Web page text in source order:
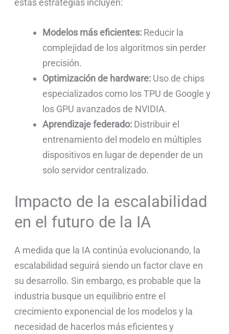
Modelos más eficientes:Reducir la
complejidad de los algoritmos sin perder
precisión.
Optimización de hardware:Uso de chips
especializados como los TPU de Google y
los GPU avanzados de NVIDIA.
Aprendizaje federado:Distribuir el
entrenamiento del modelo en múltiples
dispositivos en lugar de depender de un
solo servidor centralizado.
Impacto de la escalabilidad
en el futuro de la IA
A medida que la IA continúa evolucionando, la
escalabilidad seguirá siendo un factor clave en
su desarrollo. Sin embargo, es probable que la
industria busque un equilibrio entre el
crecimiento exponencial de los modelos y la
necesidad de hacerlos más eficientes y